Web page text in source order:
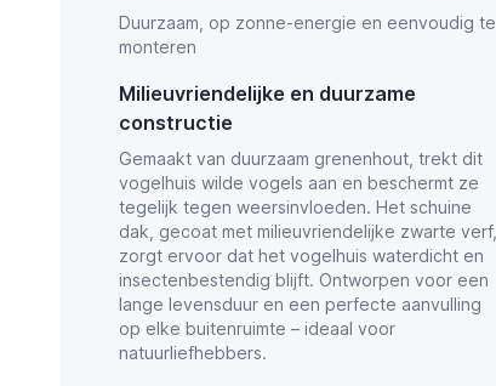
Duurzaam, op zonne-energie en eenvoudig te
monteren
Milieuvriendelijke en duurzame
constructie
Gemaakt van duurzaam grenenhout, trekt dit
vogelhuis wilde vogels aan en beschermt ze
tegelijk tegen weersinvloeden. Het schuine
dak, gecoat met milieuvriendelijke zwarte verf,
zorgt ervoor dat het vogelhuis waterdicht en
insectenbestendig blijft. Ontworpen voor een
lange levensduur en een perfecte aanvulling
op elke buitenruimte – ideaal voor
natuurliefhebbers.